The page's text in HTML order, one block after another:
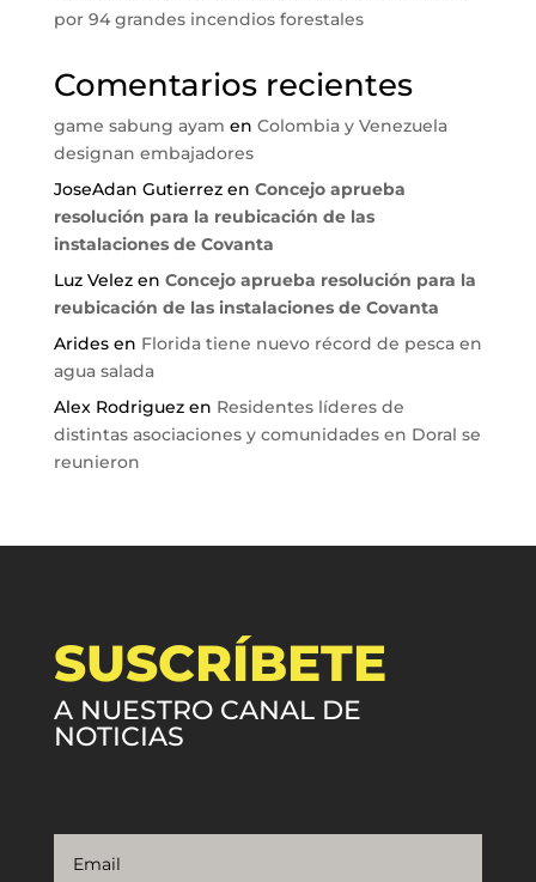
por 94 grandes incendios forestales
Comentarios recientes
game sabung ayam en Colombia y Venezuela
designan embajadores
JoseAdan Gutierrezen Concejo aprueba
resolución para la reubicación de las
instalaciones de Covanta
Luz Velezen Concejo aprueba resolución para la
reubicación de las instalaciones de Covanta
Aridesen Florida tiene nuevo récord de pesca en
agua salada
Alex Rodriguezen Residentes líderes de
distintas asociaciones y comunidades en Doral se
reunieron
SUSCRÍBETE
A NUESTRO CANAL DE
NOTICIAS